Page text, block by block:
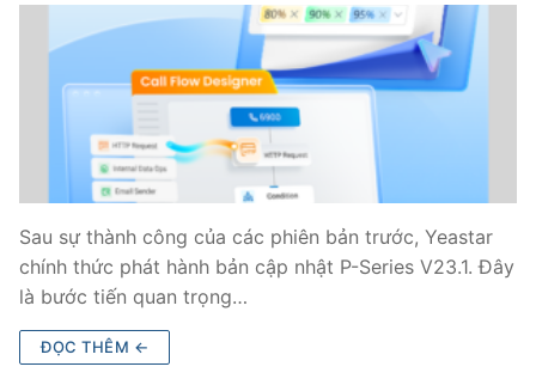
Tổng đài VoIP Yeastar S50
Tổng đài VoIP Yeastar S100
Tổng đài VoIP Yeastar S300
HOSTED PHONE SYSTEM
Tổng đài Yeastar Cloud
IPPBX FOR LARGE ENTERPRISES
Tổng đài Yeastar K2
Sau sự thành công của các phiên bản trước, Yeastar
chính thức phát hành bản cập nhật P-Series V23.1. Đây
là bước tiến quan trọng…
ĐỌC THÊM ←